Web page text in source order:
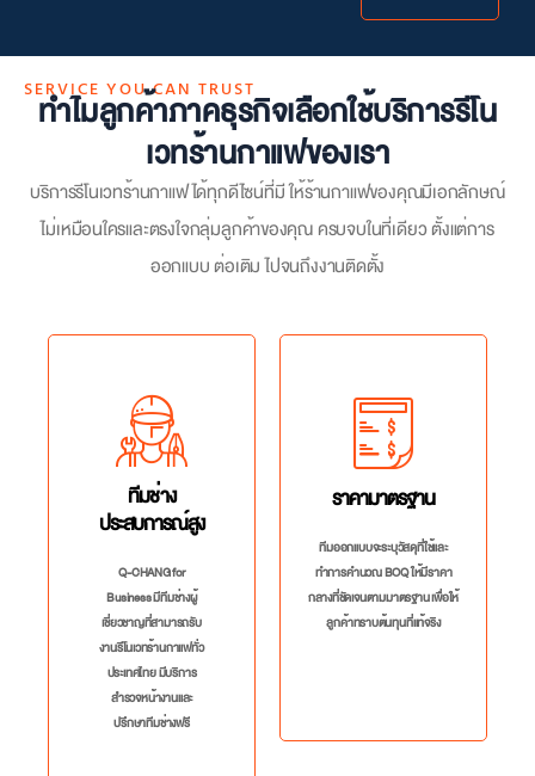
SERVICE YOU CAN TRUST
ทำไมลูกค้าภาคธุรกิจเลือกใช้บริการรีโน
เวทร้านกาแฟของเรา
บริการรีโนเวทร้านกาแฟได้ทุกดีไซน์ที่มี ให้ร้านกาแฟของคุณมีเอกลักษณ์
ไม่เหมือนใครและตรงใจกลุ่มลูกค้าของคุณ ครบจบในที่เดียว ตั้งแต่การ
ออกแบบ ต่อเติม ไปจนถึงงานติดตั้ง
ทีมช่าง
ประสบการณ์สูง
Q-CHANG for
Business มีทีมช่างผู้
เชี่ยวชาญที่สามารถรับ
งานรีโนเวทร้านกาแฟทั่ว
ประเทศไทย มีบริการ
สำรวจหน้างานและ
ปรึกษาทีมช่างฟรี
ราคามาตรฐาน
ทีมออกแบบจะระบุวัสดุที่ใช้และ
ทำการคำนวณ BOQ ให้มีราคา
กลางที่ชัดเจนตามมาตรฐาน เพื่อให้
ลูกค้าทราบต้นทุนที่แท้จริง